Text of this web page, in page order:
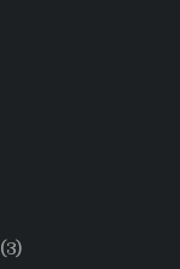
(3)